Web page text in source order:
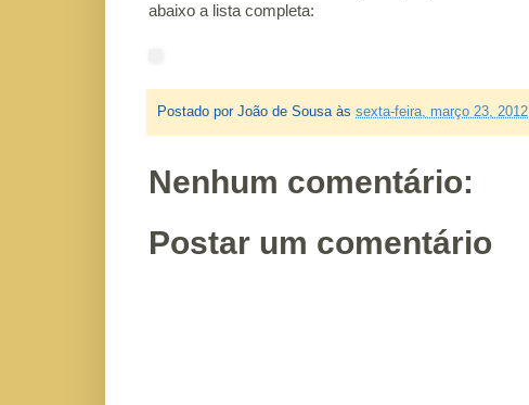
abaixo a lista completa:
Postado por João de Sousa às sexta-feira, março 23, 2012
Nenhum comentário:
Postar um comentário